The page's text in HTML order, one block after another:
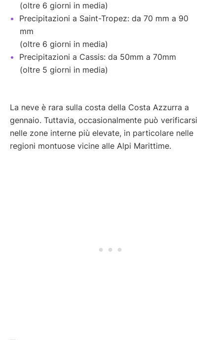
(oltre 6 giorni in media)
Precipitazioni a Saint-Tropez: da 70 mm a 90
mm
(oltre 6 giorni in media)
Precipitazioni a Cassis: da 50mm a 70mm
(oltre 5 giorni in media)
La neve è rara sulla costa della Costa Azzurra a
gennaio. Tuttavia, occasionalmente può verificarsi
nelle zone interne più elevate, in particolare nelle
regioni montuose vicine alle Alpi Marittime.